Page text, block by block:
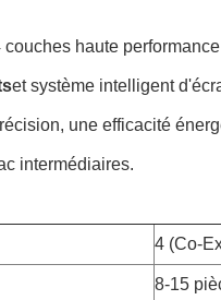
haute
et système intelligent
une efficacité
intermédiaires.
4 (Co-
8-15